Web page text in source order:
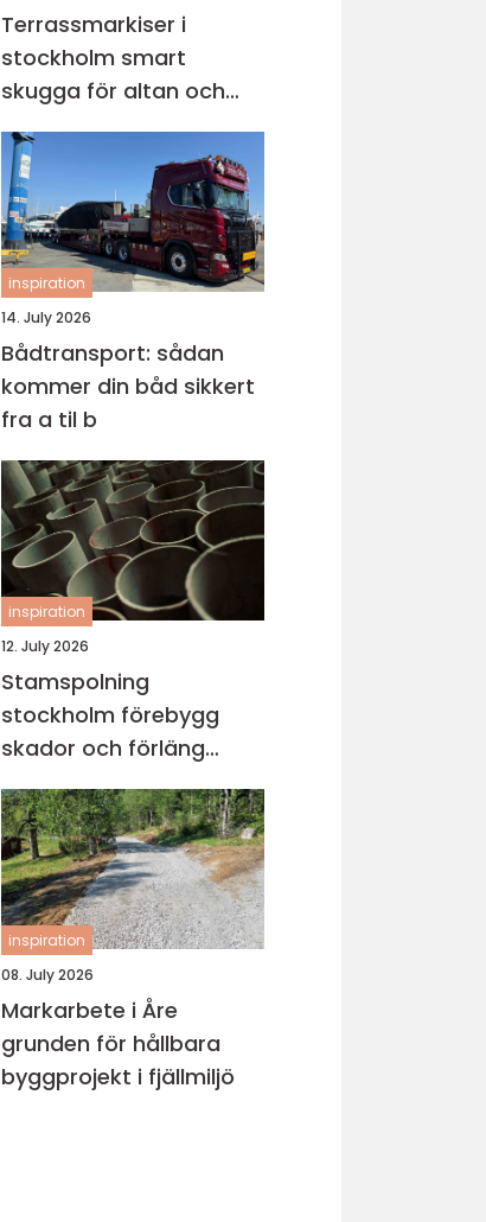
Terrassmarkiser i
stockholm smart
skugga för altan och
uteplats
inspiration
14. July 2026
Bådtransport: sådan
kommer din båd sikkert
fra a til b
inspiration
12. July 2026
Stamspolning
stockholm förebygg
skador och förläng
rörens livslängd
inspiration
08. July 2026
Markarbete i Åre
grunden för hållbara
byggprojekt i fjällmiljö